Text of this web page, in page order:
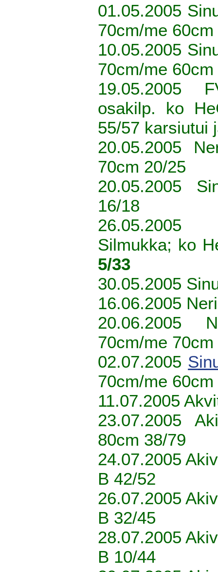
01.05.2005
70cm/me 60cm
10.05.2005
70cm/me 60cm
19.05.2005
osakilp. ko
55/57 karsiutui
20.05.2005
70cm 20/25
20.05.2005
16/18
26.05.2005
Silmukka; ko
5/33
30.05.2005
16.06.2005
20.06.2005
70cm/me 70cm
02.07.2005
70cm/me 60cm
11.07.2005
23.07.2005
80cm 38/79
24.07.2005
B 42/52
26.07.2005
B 32/45
28.07.2005
B 10/44